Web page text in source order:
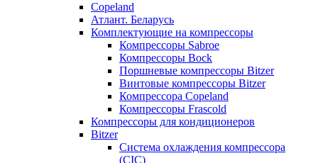
Copeland
Атлант. Беларусь
Комплектующие на компрессоры
Компрессоры Sabroe
Компрессоры Bock
Поршневые компрессоры Bitzer
Винтовые компрессоры Bitzer
Компрессора Copeland
Компрессоры Frascold
Компрессоры для кондиционеров
Bitzer
Система охлаждения компрессора
(CIC)